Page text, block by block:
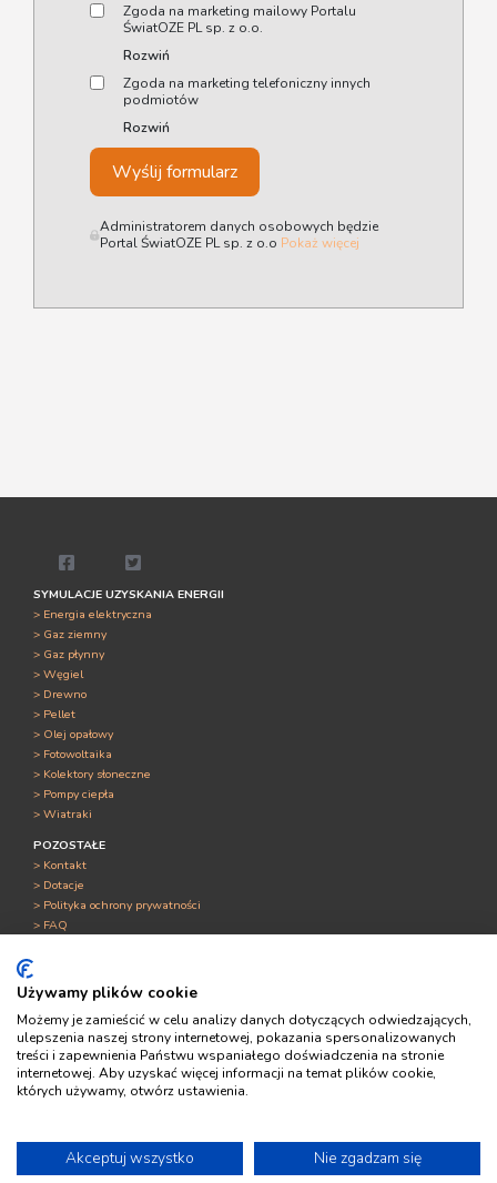
Zgoda na marketing mailowy Portalu
ŚwiatOZE PL sp. z o.o.
Rozwiń
Zgoda na marketing telefoniczny innych
podmiotów
Rozwiń
Administratorem danych osobowych będzie
Portal ŚwiatOZE PL sp. z o.o Pokaż więcej
SYMULACJE UZYSKANIA ENERGII
> Energia elektryczna
> Gaz ziemny
> Gaz płynny
> Węgiel
> Drewno
> Pellet
> Olej opałowy
> Fotowoltaika
> Kolektory słoneczne
> Pompy ciepła
> Wiatraki
POZOSTAŁE
> Kontakt
> Dotacje
> Polityka ochrony prywatności
> FAQ
Portal Świat OZE Sp. z o.o.
Ul. Kuźnicy Kołłątajowskiej 13
31-234 Kraków
kontakt@symulatorogrzewania.pl
Zamówbezpłatnąkonsultację!
Używamy plików cookie
Możemy je zamieścić w celu analizy danych dotyczących odwiedzających,
ulepszenia naszej strony internetowej, pokazania spersonalizowanych
treści i zapewnienia Państwu wspaniałego doświadczenia na stronie
internetowej. Aby uzyskać więcej informacji na temat plików cookie,
których używamy, otwórz ustawienia.
Akceptuj wszystko Nie zgadzam się